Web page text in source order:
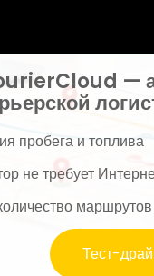
—
пробега и топлива
не требует
маршрутов
Тест-